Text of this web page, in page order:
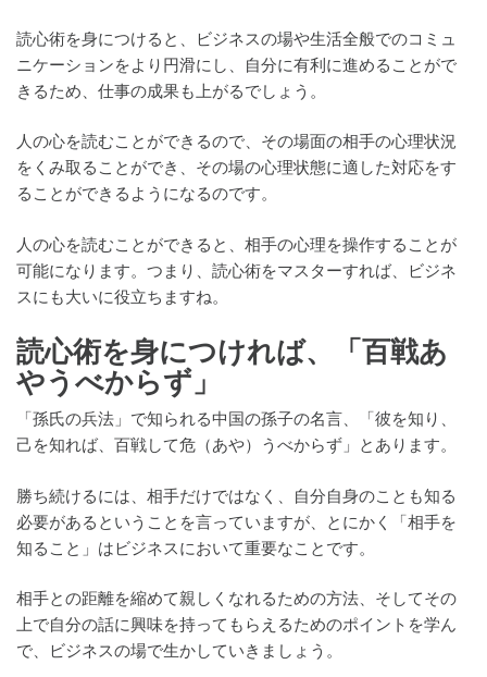
読心術を身につけると、ビジネスの場や生活全般でのコミュ
ニケーションをより円滑にし、自分に有利に進めることがで
きるため、仕事の成果も上がるでしょう。
人の心を読むことができるので、その場面の相手の心理状況
をくみ取ることができ、その場の心理状態に適した対応をす
ることができるようになるのです。
人の心を読むことができると、相手の心理を操作することが
可能になります。つまり、読心術をマスターすれば、ビジネ
スにも大いに役立ちますね。
読心術を身につければ、「百戦あ
やうべからず」
「孫氏の兵法」で知られる中国の孫子の名言、「彼を知り、
己を知れば、百戦して危（あや）うべからず」とあります。
勝ち続けるには、相手だけではなく、自分自身のことも知る
必要があるということを言っていますが、とにかく「相手を
知ること」はビジネスにおいて重要なことです。
相手との距離を縮めて親しくなれるための方法、そしてその
上で自分の話に興味を持ってもらえるためのポイントを学ん
で、ビジネスの場で生かしていきましょう。